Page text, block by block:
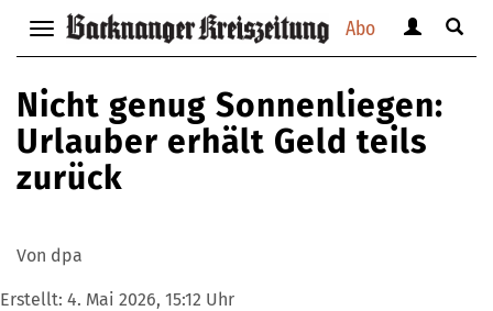
Abo
Navigation
anzeigen
bzw.
verbergen
anzeigen
verbergen
Suche
Nicht genug Sonnenliegen:
Urlauber erhält Geld teils
zurück
Von dpa
Erstellt: 4. Mai 2026, 15:12 Uhr